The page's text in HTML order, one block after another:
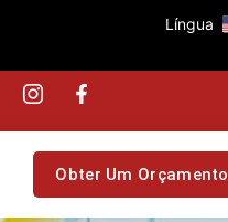
Língua
Obter Um Orçamento